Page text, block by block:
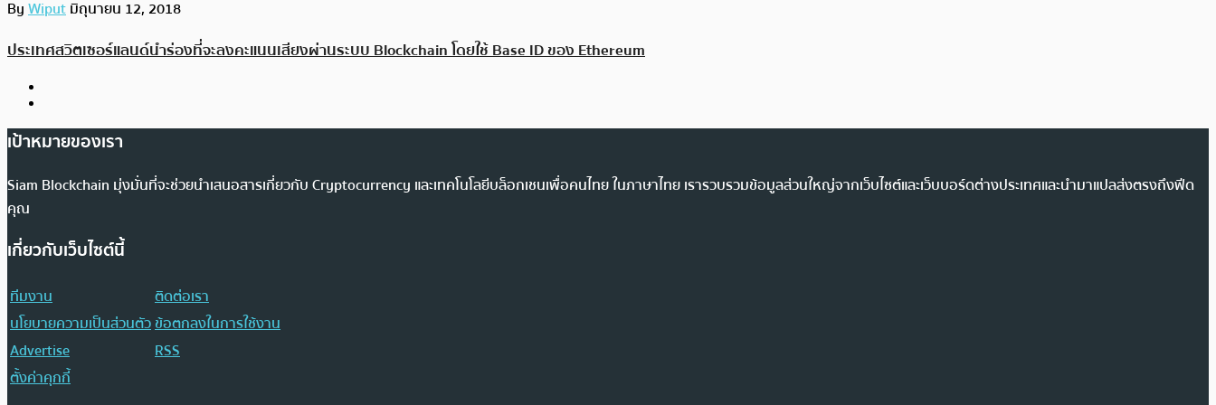
ByWiputมิถุนายน 12, 2018
ประเทศสวิตเซอร์แลนด์นำร่องที่จะลงคะแนนเสียงผ่านระบบ Blockchain โดยใช้ Base ID ของ Ethereum
เป้าหมายของเรา
Siam Blockchain มุ่งมั่นที่จะช่วยนำเสนอสารเกี่ยวกับ Cryptocurrency และเทคโนโลยีบล็อกเชนเพื่อคนไทย ในภาษาไทย เรารวบรวมข้อมูลส่วนใหญ่จากเว็บไซต์และเว็บบอร์ดต่างประเทศและนำมาแปลส่งตรงถึงฟีด
คุณ
เกี่ยวกับเว็บไซต์นี้
ทีมงาน
ติดต่อเรา
นโยบายความเป็นส่วนตัวข้อตกลงในการใช้งาน
Advertise
RSS
ตั้งค่าคุกกี้